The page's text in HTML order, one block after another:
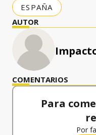
ESPAÑA
AUTOR
COMENTARIOS
Para
Por